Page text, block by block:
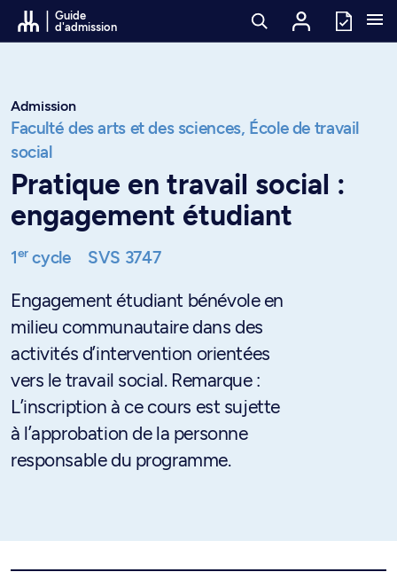
Passer au contenu
Guide
d'admission
Admission
Faculté des arts et des sciences, École de travail
social
Pratique en travail social :
engagement étudiant
1ercycle SVS 3747
Engagement étudiant bénévole en
milieu communautaire dans des
activités d’intervention orientées
vers le travail social. Remarque :
L’inscription à ce cours est sujette
à l’approbation de la personne
responsable du programme.